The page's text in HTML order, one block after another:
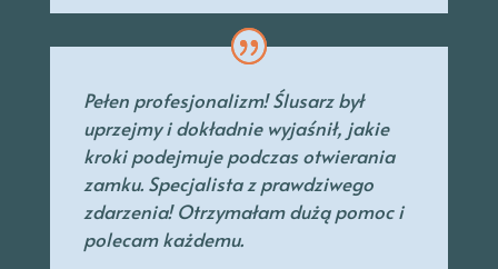
Pełen profesjonalizm! Ślusarz był
uprzejmyi dokładnie wyjaśnił, jakie
kroki podejmuje podczas otwierania
zamku. Specjalistaz prawdziwego
zdarzenia! Otrzymałam dużą pomoc i
polecam każdemu.